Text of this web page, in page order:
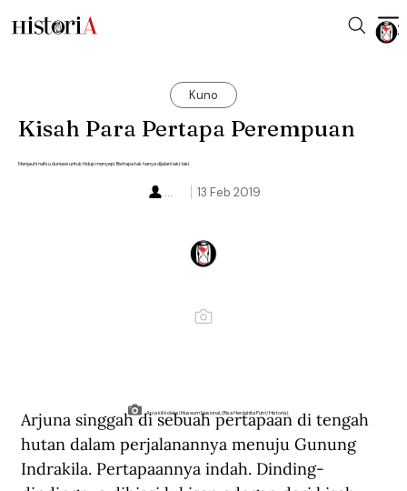
Kuno
Kisah Para Pertapa Perempuan
Menjauhi nafsu duniawi untuk hidup menyepi. Bertapa tak hanya dijalani laki-laki.
13 Feb 2019
...
Arca kili koleksi Museum Nasional, (Risa Herdahita Putri/Historia).
Arjuna singgah di sebuah pertapaan di tengah
hutan dalam perjalanannya menuju Gunung
Indrakila. Pertapaannya indah. Dinding-